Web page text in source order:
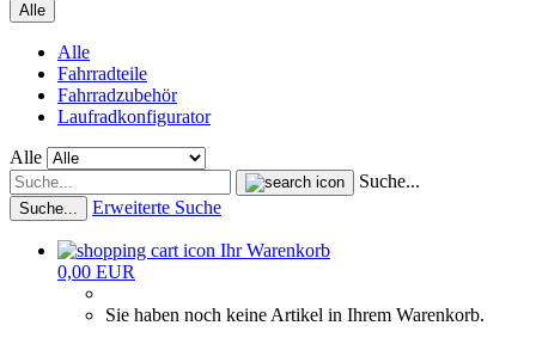
Alle
Alle
Fahrradteile
Fahrradzubehör
Laufradkonfigurator
Alle
Suche...
Suche... Erweiterte Suche
Ihr Warenkorb
0,00 EUR
Sie haben noch keine Artikel in Ihrem Warenkorb.